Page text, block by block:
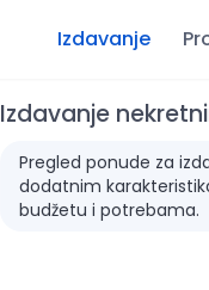
Izdavanje
Izdavanje
Pregled ponude za
dodatnim
budžetu i potrebama.